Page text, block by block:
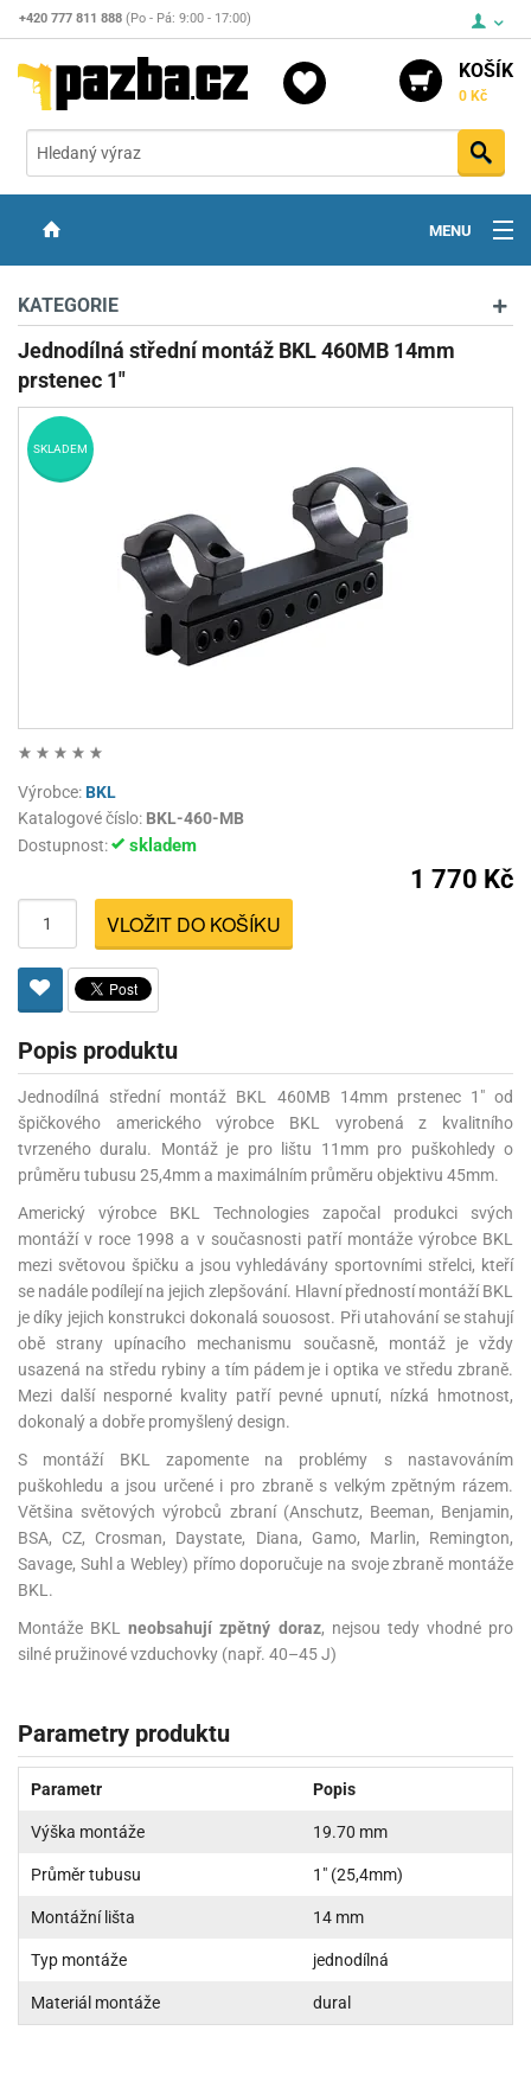
+420 777 811 888 (Po - Pá: 9:00 - 17:00)
KOŠÍK
0 Kč
MENU
OPTIKA
STŘELIVO
PŘÍSLUŠENSTVÍ
DETEKTORY KOVŮ
KATEGORIE
Jednodílná střední montáž BKL 460MB 14mm
prstenec 1"
SKLADEM
Výrobce:BKL
Katalogové číslo: BKL-460-MB
Dostupnost:
skladem
1 770 Kč
VLOŽIT DO KOŠÍKU
Popis produktu
Jednodílná střední montáž BKL 460MB 14mm prstenec 1" od
špičkového amerického výrobce BKL vyrobená z kvalitního
tvrzeného duralu. Montáž je pro lištu 11mm pro puškohledy o
průměru tubusu 25,4mm a maximálním průměru objektivu 45mm.
Americký výrobce BKL Technologies započal produkci svých
montáží v roce 1998 a v současnosti patří montáže výrobce BKL
mezi světovou špičku a jsou vyhledávány sportovními střelci, kteří
se nadále podílejí na jejich zlepšování. Hlavní předností montáží BKL
je díky jejich konstrukci dokonalá souosost. Při utahování se stahují
obě strany upínacího mechanismu současně, montáž je vždy
usazená na středu rybiny a tím pádem je i optika ve středu zbraně.
Mezi další nesporné kvality patří pevné upnutí, nízká hmotnost,
dokonalý a dobře promyšlený design.
S montáží BKL zapomente na problémy s nastavováním
puškohledu a jsou určené i pro zbraně s velkým zpětným rázem.
Většina světových výrobců zbraní (Anschutz, Beeman, Benjamin,
BSA, CZ, Crosman, Daystate, Diana, Gamo, Marlin, Remington,
Savage, Suhl a Webley) přímo doporučuje na svoje zbraně montáže
BKL.
Montáže BKLneobsahují zpětný doraz, nejsou tedy vhodné pro
silné pružinové vzduchovky (např. 40–45 J)
Parametry produktu
Parametr Popis
Výška montáže 19.70 mm
Průměr tubusu 1" (25,4mm)
Montážní lišta 14 mm
Typ montáže jednodílná
Materiál montáže dural